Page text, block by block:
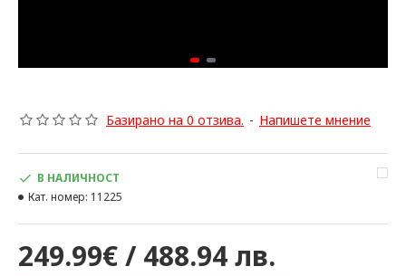
Базирано на 0 отзива. - Напишете мнение
249.99€ / 488.94 лв.
В НАЛИЧНОСТ
Кат. номер: 11225